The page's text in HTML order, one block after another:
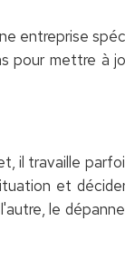
entreprise
pour mettre à
il travaille
et
le